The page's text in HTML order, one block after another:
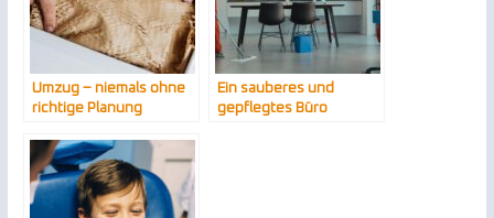
Umzug – niemals ohne
richtige Planung
Ein sauberes und
gepflegtes Büro